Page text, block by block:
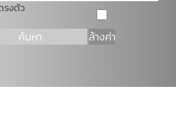
รงตัว
ค้นหา ล้างค่า